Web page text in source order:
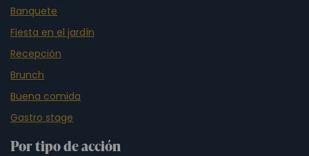
Banquete
Fiesta en el jardín
Recepción
Brunch
Buena comida
Gastro stage
Por tipo de acción